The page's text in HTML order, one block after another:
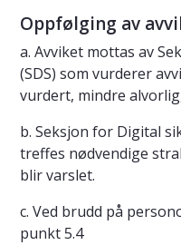
Oppfølging av
a. Avviket mottas av
(SDS) som vurderer
vurdert, mindre
b. Seksjon for Digital
treffes nødvendige
blir varslet.
c. Ved brudd på
punkt 5.4